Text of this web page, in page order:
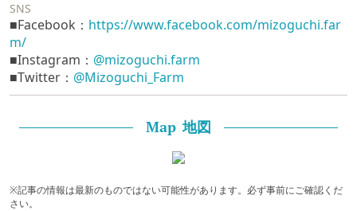
SNS
■Facebook： https://www.facebook.com/mizoguchi.far
m/
■Instagram： @mizoguchi.farm
■Twitter： @Mizoguchi_Farm
Map 地図
※記事の情報は最新のものではない可能性があります。必ず事前にご確認くだ
さい。